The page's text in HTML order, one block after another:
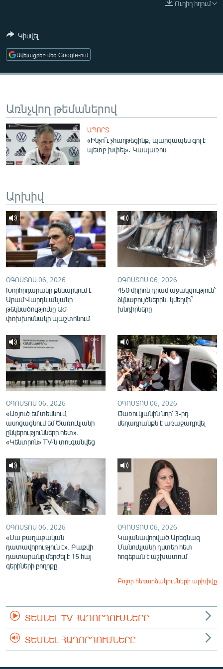
ՄԵԿՆԱԲԱՆՈՒԹՅՈՒՆ
ԱՐԽԻՎ
ՏԵՍԱՆՅՈՒԹԵՐ
ԲԱՆԱՎԵՃ
Հայերեն
English
Русский
ՀԵՏԵՎԵՔ ՄԵԶ
«Ազատության» բոլոր կայքերը
Ուղիղ հղում
Կիսվել
Ավելացրեք մեզ Google-ում
Առնչվող թեմաներով
ՍՊՈՐՏ
«Ինչո՞ւ չհաղթեցինք, պարզապես գոլ է
պետք խփել»․ Կապառոս
Արխիվ
ՕԳՈՍՏՈՍ 06, 2026
Խորհրդարանը քննարկում է
Արամ Վարդևանյանի
թեկնածությունը ԱԺ
փոխխոսնակի պաշտոնում
ՕԳՈՍՏՈՍ 06, 2026
450 միլիոն դրամ աջակցություն՝
ձկնաբույծներին. կմեղմի՞
խնդիրները
ՕԳՈՍՏՈՍ 06, 2026
«Առյուծ եմ տեսնում,
ասոցացնում եմ Ծառուկյանի
ընկերությունների հետ».
«Կենտրոն» TV-ն տուգանվեց
ՕԳՈՍՏՈՍ 06, 2026
Ծառուկյանին նոր՝ 3-րդ
մեղադրանքն է առաջադրվել
ՕԳՈՍՏՈՍ 06, 2026
«Սա քաղաքական
դատավորություն է». Բաքվի
դատարանը մերժել է 15 հայ
գերիների բողոքը
ՕԳՈՍՏՈՍ 06, 2026
Կալանավորված Արեգնազ
Մանուկյանի դստեր հետ
հոգեբան է աշխատում
Բոլոր հեռարձակումների արխիվը
ՏԵՍՆԵԼ TV ՀԱՂՈՐԴՈՒՄՆԵՐԸ
ՏԵՍՆԵԼ ՀԱՂՈՐԴՈՒՄՆԵՐԸ